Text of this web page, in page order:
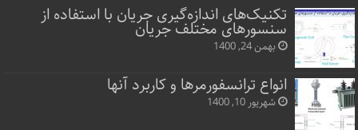
تکنیک‌های اندازه‌گیری جریان با استفاده از
سنسورهای مختلف جریان
بهمن 24, 1400
انواع ترانسفورمرها و کاربرد آنها
شهریور 10, 1400